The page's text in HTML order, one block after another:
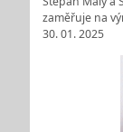
zaměřuje na
30. 01. 2025